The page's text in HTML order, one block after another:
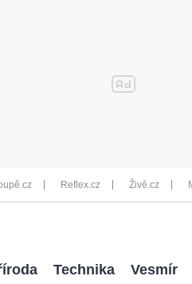
Reflex.cz Živě.cz
Technika Vesmír